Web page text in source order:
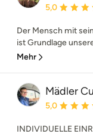
5,0
Der Mensch mit
ist Grundlage
Mehr
Mädler
5,0
INDIVIDUELLE